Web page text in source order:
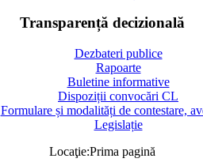
Transparență decizională
Dezbateri publice
Rapoarte
Buletine informative
Dispoziții convocări CL
Formulare și modalități de contestare,
Legislație
Locaţie:Prima pagină